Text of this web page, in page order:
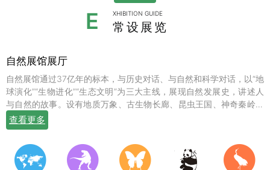
E XHIBITION GUIDE
常设展览
自然展馆展厅
自然展馆通过37亿年的标本，与历史对话、与自然和科学对话，以“地
球演化”“生物进化”“生态文明”为三大主线，展现自然发展史，讲述人
与自然的故事。设有地质万象、古生物长廊、昆虫王国、神奇秦岭、
史前探秘、煤海之光和生命之光七个常设展厅，陈列有岩石鼻祖紫苏
斜长麻粒岩等矿物标本；有鱼龙、翼龙、马门溪龙、似银杏、新芦木
等珍贵的化石；有秦岭大熊猫、金丝猴、羚牛、朱鹮、珙桐、独叶草
等珍稀动植物标本，呈现出一幅绚丽多姿的地球生命物种演化图。
查看更多